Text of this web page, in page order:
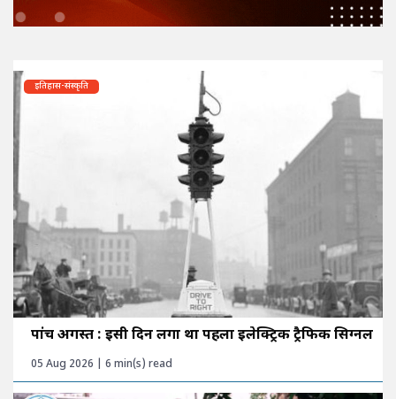
इतिहास-संस्कृति
पांच अगस्त : इसी दिन लगा था पहला इलेक्ट्रिक ट्रैफिक सिग्नल
05 Aug 2026 | 6 min(s) read